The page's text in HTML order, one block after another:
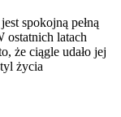
spokojną pełną
ostatnich latach
że ciągle udało jej
życia